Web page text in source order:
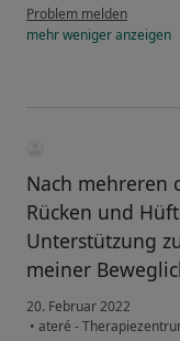
Problem melden
mehrwenigeranzeigen
Nach mehreren
Rücken und
Unterstützung
meiner
20. Februar 2022
• ateré -